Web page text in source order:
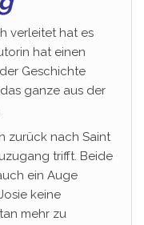
verleitet hat es
hat einen
Geschichte
ganze aus der
zurück nach Saint
trifft. Beide
ein Auge
keine
mehr zu